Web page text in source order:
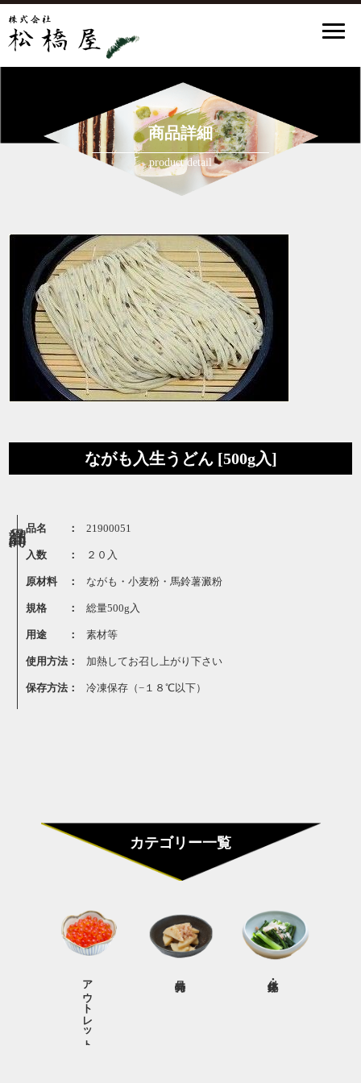
商品詳細
product detail
ながも入生うどん [500g入]
品名 ： 21900051
入数 ： ２０入
原材料 ： ながも・小麦粉・馬鈴薯澱粉
規格 ： 総量500g入
用途 ： 素材等
使用方法： 加熱してお召し上がり下さい
保存方法： 冷凍保存（−１８℃以下）
カテゴリー一覧
アウトレット商品